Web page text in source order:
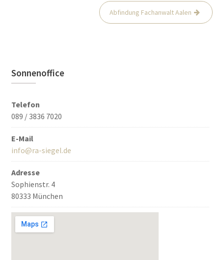
Abfindung Fachanwalt Aalen
Sonnenoffice
Telefon
089 / 3836 7020
E-Mail
info@ra-siegel.de
Adresse
Sophienstr. 4
80333 München